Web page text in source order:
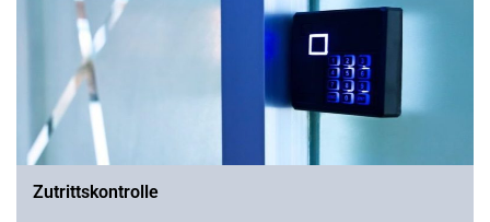
Zutrittskontrolle